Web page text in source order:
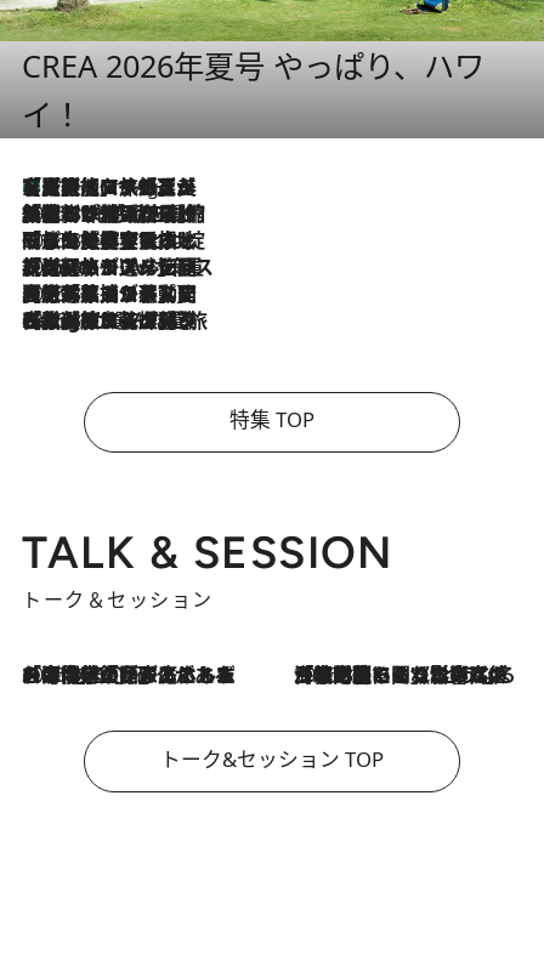
CREA 2026年夏号 やっぱり、ハワ
イ！
11 Hours Ago
【厳選旅コスメ】「多機能アイテムがメイン！」旅好き美容エディターが選んだ夏旅ベストコスメを発表【Mサイズジップ】
2026.8.6
「荷物が増えるほど旅ストレスは増す」美容ジャーナリストがたどり着いた最終結論。“化粧品を劇的に減らす”感動の凝縮美容とは
2026.8.6
「旅先には金髪ウィッグを持参」日本と同じメイクでは損してる!? 美容ジャーナリストが提案する“掟破りの旅美容”とは
2026.8.6
【厳選旅コスメ】「身軽さ＆UV対策重視！」ヘアアーティストshucoが選んだ夏旅ベストコスメを発表【Mサイズジップ】
2026.8.5
【厳選旅コスメ】国内をあちこち移動する河井菜摘が選んだ夏旅ベストコスメ発表！「リラックスアイテムはマスト」【Mサイズジップ】
2026.8.4
【厳選旅コスメ】「紫外線＆乾燥対策しながらメイク感も！」ヘア＆メイクGeorgeが選んだ夏旅ベストコスメを発表！【Mサイズジップ】
特集 TOP
TALK & SESSION
トーク＆セッション
2026.8.3
「今後値上げがあるとすれば…」「リスクがあるのは今年の冬」エネルギー専門家が語る、ホルムズ海峡封鎖が家庭にもたらす“ある心配” 2026.8.3
「住宅建てられない…」「サーチャージ料の高値が続いている」ホルムズ海峡封鎖による影響はいつまで続く？《エネルギー専門家に聞く“どうなる日本の暮らし”》
トーク&セッション TOP